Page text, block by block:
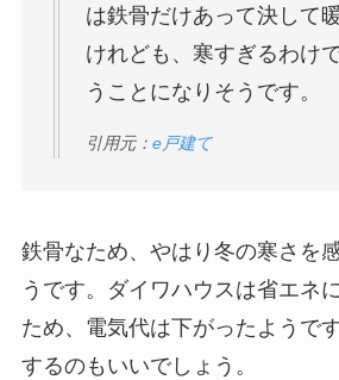
は鉄骨だけあって決して
けれども、寒すぎるわけ
うことになりそうです。
引用元： e戸建て
鉄骨なため、やはり冬の寒さを
うです。ダイワハウスは省エネ
ため、電気代は下がったようで
するのもいいでしょう。